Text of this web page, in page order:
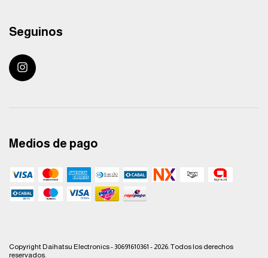
Seguinos
Medios de pago
Copyright Daihatsu Electronics - 30691610361 - 2026. Todos los derechos
reservados.